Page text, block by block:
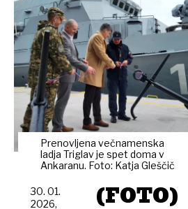
Prenovljena večnamenska
ladja Triglav je spet doma v
Ankaranu. Foto: Katja Gleščič
(FOTO)
30. 01.
2026,